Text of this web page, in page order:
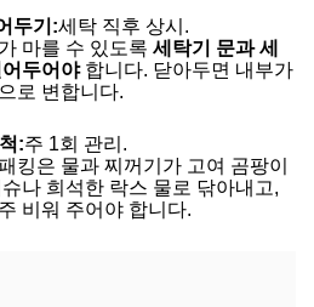
두기:세탁 직후 상시.
마를 수 있도록 세탁기 문과 세
두어야합니다. 닫아두면 내부가
로 변합니다.
:주 1회 관리.
킹은 물과 찌꺼기가 고여 곰팡이
나 희석한 락스 물로 닦아내고,
비워 주어야 합니다.